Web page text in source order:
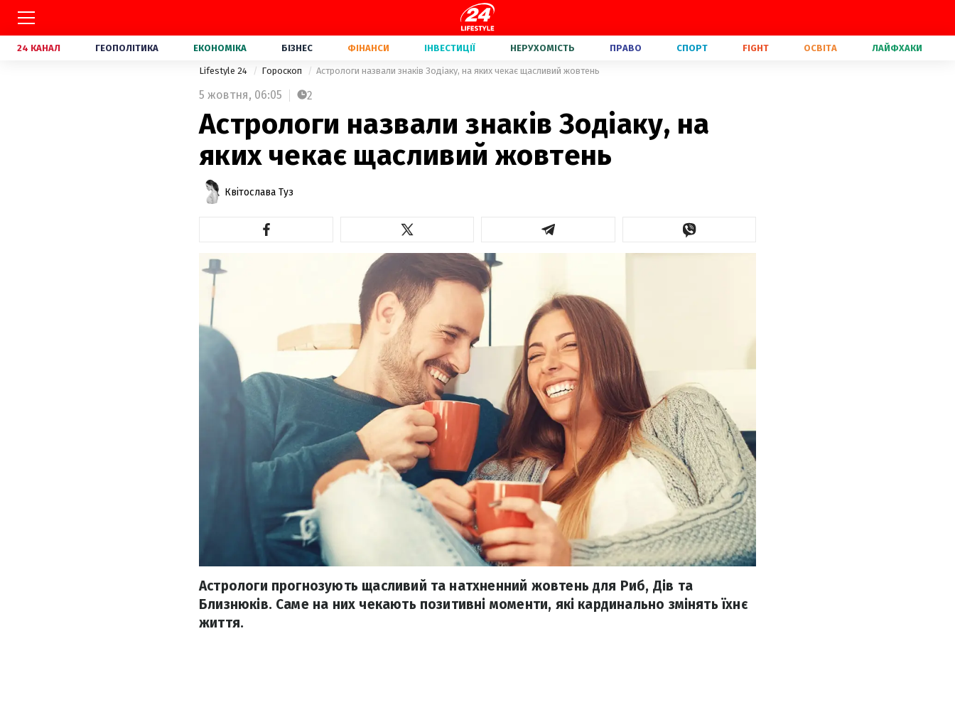
24 КАНАЛ ГЕОПОЛІТИКА ЕКОНОМІКА БІЗНЕС ФІНАНСИ ІНВЕСТИЦІЇ НЕРУХОМІСТЬ ПРАВО СПОРТ FIGHT ОСВІТА ЛАЙФХАКИ
Lifestyle 24 Гороскоп Астрологи назвали знаків Зодіаку, на яких чекає щасливий жовтень
5 жовтня, 06:05 2
Астрологи назвали знаків Зодіаку, на
яких чекає щасливий жовтень
Квітослава Туз
Астрологи прогнозують щасливий та натхненний жовтень для Риб, Дів та
Близнюків. Саме на них чекають позитивні моменти, які кардинально змінять їхнє
життя.